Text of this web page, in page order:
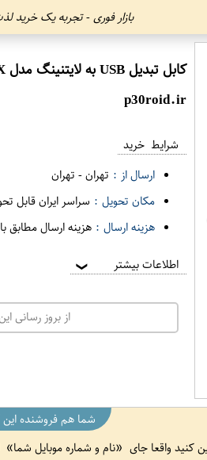
بازار فوری - تجربه یک
کابل تبدیل USB به لایتنینگ مدل iPhone X طول 1 متر
p30roid.ir
شرایط خرید
ارسال از : تهران- تهران
مکان تحویل : سراسر ایران قابل
هزینه ارسال : هزینه ارسال مطابق
اطلاعات بیشتر ❯
از بروز رسانی
شما هم فروشنده این
کنید واقعا جای
نام و شماره موبایل شما